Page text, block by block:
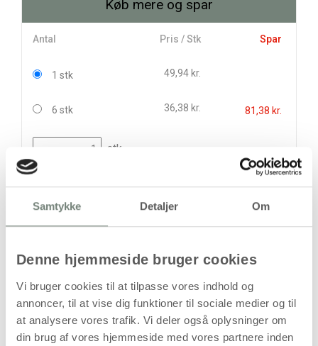
Samtykke Detaljer Om
Denne hjemmeside bruger cookies
Vi bruger cookies til at tilpasse vores indhold og
annoncer, til at vise dig funktioner til sociale medier og til
at analysere vores trafik. Vi deler også oplysninger om
din brug af vores hjemmeside med vores partnere inden
Køb mere og spar
Antal Pris / Stk Spar
1 stk 49,94 kr.
6 stk 36,38 kr. 81,38 kr.
stk
Leveringsomkostninger
når vi har bekræftet din ordre.